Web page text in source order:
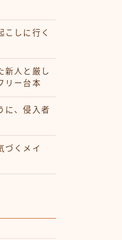
こしに行く
新人と厳し
リー台本
に、侵入者
づくメイ